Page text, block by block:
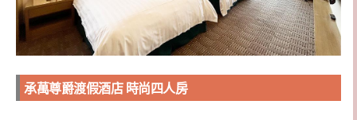
承萬尊爵渡假酒店 時尚四人房